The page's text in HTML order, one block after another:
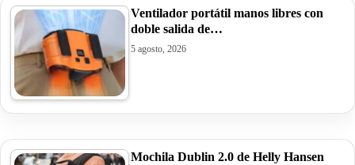
Ventilador portátil manos libres con
doble salida de…
5 agosto, 2026
Mochila Dublin 2.0 de Helly Hansen